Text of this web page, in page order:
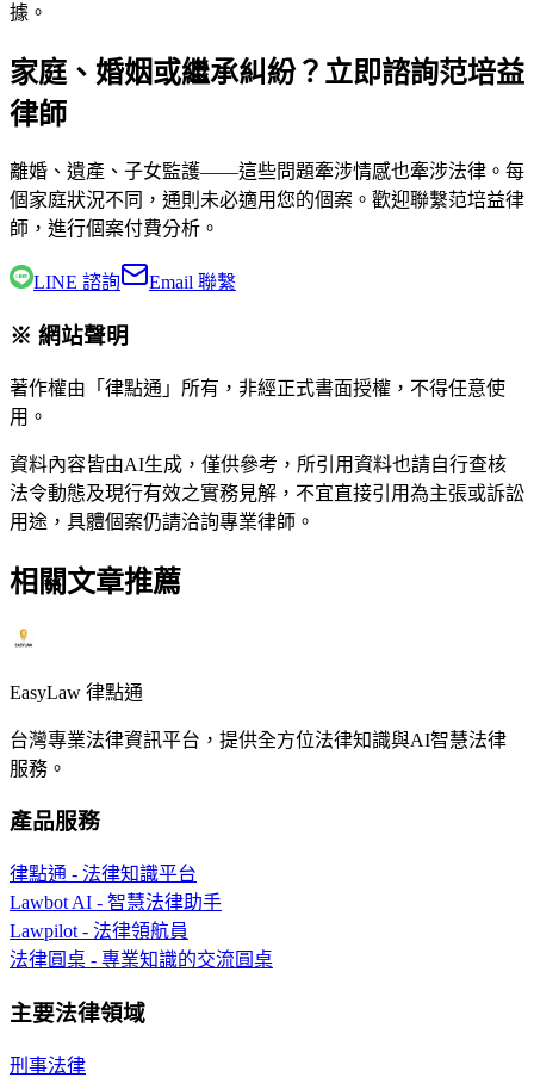
據。
家庭、婚姻或繼承糾紛？立即諮詢范培益
律師
離婚、遺產、子女監護——這些問題牽涉情感也牽涉法律。每
個家庭狀況不同，通則未必適用您的個案。歡迎聯繫范培益律
師 ，進行個案付費分析。
LINE 諮詢 Email 聯繫
※ 網站聲明
著作權由「律點通」所有，非經正式書面授權，不得任意使
用。
資料內容皆由AI生成，僅供參考，所引用資料也請自行查核
法令動態及現行有效之實務見解，不宜直接引用為主張或訴訟
用途，具體個案仍請洽詢專業律師。
相關文章推薦
EasyLaw 律點通
台灣專業法律資訊平台，提供全方位法律知識與AI智慧法律
服務。
產品服務
律點通 - 法律知識平台
Lawbot AI - 智慧法律助手
Lawpilot - 法律領航員
法律圓桌 - 專業知識的交流圓桌
主要法律領域
刑事法律